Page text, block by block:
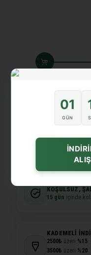
Siparişiniz özenle
KOŞULSUZ,
15 gün içinde
KADEMELI
2500₺ üzeri %15
3500₺ üzeri %20
01
GÜN